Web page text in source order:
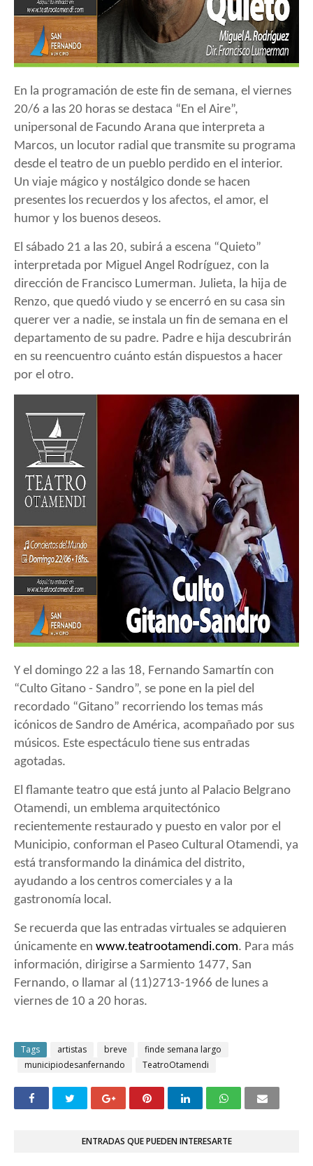
En la programación de este fin de semana, el viernes
20/6 a las 20 horas se destaca “En el Aire”,
unipersonal de Facundo Arana que interpreta a
Marcos, un locutor radial que transmite su programa
desde el teatro de un pueblo perdido en el interior.
Un viaje mágico y nostálgico donde se hacen
presentes los recuerdos y los afectos, el amor, el
humor y los buenos deseos.
El sábado 21 a las 20, subirá a escena “Quieto”
interpretada por Miguel Angel Rodríguez, con la
dirección de Francisco Lumerman. Julieta, la hija de
Renzo, que quedó viudo y se encerró en su casa sin
querer ver a nadie, se instala un fin de semana en el
departamento de su padre. Padre e hija descubrirán
en su reencuentro cuánto están dispuestos a hacer
por el otro.
Y el domingo 22 a las 18, Fernando Samartín con
“Culto Gitano - Sandro”, se pone en la piel del
recordado “Gitano” recorriendo los temas más
icónicos de Sandro de América, acompañado por sus
músicos. Este espectáculo tiene sus entradas
agotadas.
El flamante teatro que está junto al Palacio Belgrano
Otamendi, un emblema arquitectónico
recientemente restaurado y puesto en valor por el
Municipio, conforman el Paseo Cultural Otamendi, ya
está transformando la dinámica del distrito,
ayudando a los centros comerciales y a la
gastronomía local.
Se recuerda que las entradas virtuales se adquieren
únicamente en www.teatrootamendi.com. Para más
información, dirigirse a Sarmiento 1477, San
Fernando, o llamar al (11)2713-1966 de lunes a
viernes de 10 a 20 horas.
Tags artistas breve
finde semana largo
municipiodesanfernando
TeatroOtamendi
ENTRADAS QUE PUEDEN INTERESARTE